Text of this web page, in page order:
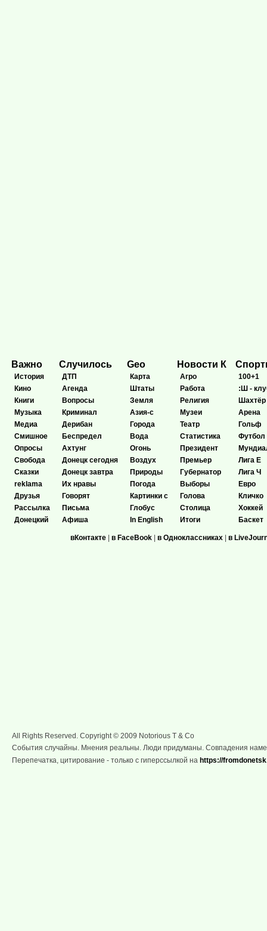
Важно
История
Кино
Книги
Музыка
Медиа
Смишное
Опросы
Свобода
Сказки
reklama
Друзья
Рассылка
Донецкий
Случилось
ДТП
Агенда
Вопросы
Криминал
Дерибан
Беспредел
Ахтунг
Донецк сегодня
Донецк завтра
Их нравы
Говорят
Письма
Афиша
Geo
Карта
Штаты
Земля
Азия-с
Города
Вода
Огонь
Воздух
Природы
Погода
Картинки с
Глобус
In English
Новости К
Агро
Работа
Религия
Музеи
Театр
Статистика
Президент
Премьер
Губернатор
Выборы
Голова
Столица
Итоги
100+1
:Ш -
Шахтёр
Арена
Гольф
Футбол
Лига Е
Лига Ч
Евро
Кличко
Хоккей
Баскет
вКонтакте | в FaceBook | в Одноклассниках | в
All Rights Reserved. Copyright © 2009 Notorious T & Co
События случайны. Мнения реальны. Люди придуманы. Совпадения
Перепечатка, цитирование - только с гиперссылкой на https://